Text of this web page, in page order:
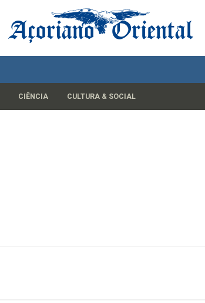
CIÊNCIA CULTURA & SOCIAL